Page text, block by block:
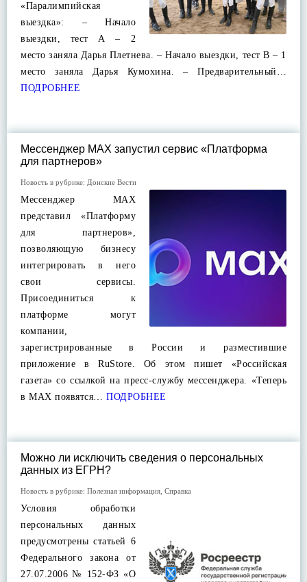
«Паралимпийская
выездка»: – Начало
выездки, тест А – 2
место заняла Дарья Плетнева. – Начало выездки, тест В – 1
место заняла Дарья Кумохина. – Предварительный…
ПОДРОБНЕЕ
Мессенджер MAX запустил сервис «Платформа
для партнеров»
Новость в рубрике: Донские Вести
Мессенджер MAX
представил «Платформу
для партнеров»,
позволяющую бизнесу
интегрировать в него
свои сервисы.
Присоединиться к
платформе могут
компании,
зарегистрированные в России и разместившие
приложение в RuStore. Об этом пишет «Российская
газета» со ссылкой на пресс-службу мессенджера. «Теперь
в MAX появятся… ПОДРОБНЕЕ
Можно ли исключить сведения о персональных
данных из ЕГРН?
Новость в рубрике: Полезная информация Справка
Условия обработки
персональных данных
предусмотрены статьей 6
Федерального закона от
27.07.2006 № 152-ФЗ «О